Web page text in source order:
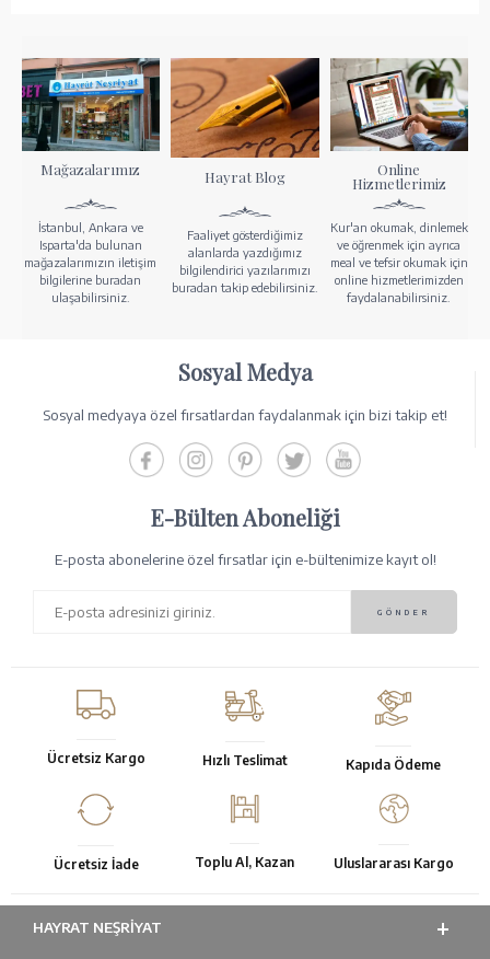
Mağazalarımız
İstanbul, Ankara ve
Isparta'da bulunan
mağazalarımızın iletişim
bilgilerine buradan
ulaşabilirsiniz.
Hayrat Blog
Faaliyet gösterdiğimiz
alanlarda yazdığımız
bilgilendirici yazılarımızı
buradan takip edebilirsiniz.
Online
Hizmetlerimiz
Kur'an okumak, dinlemek
ve öğrenmek için ayrıca
meal ve tefsir okumak için
online hizmetlerimizden
faydalanabilirsiniz.
Sosyal Medya
Sosyal medyaya özel fırsatlardan faydalanmak için bizi takip et!
E-Bülten Aboneliği
E-posta abonelerine özel fırsatlar için e-bültenimize kayıt ol!
Ücretsiz Kargo Hızlı Teslimat Kapıda Ödeme
Ücretsiz İade Toplu Al, Kazan Uluslararası Kargo
HAYRAT NEŞRIYAT